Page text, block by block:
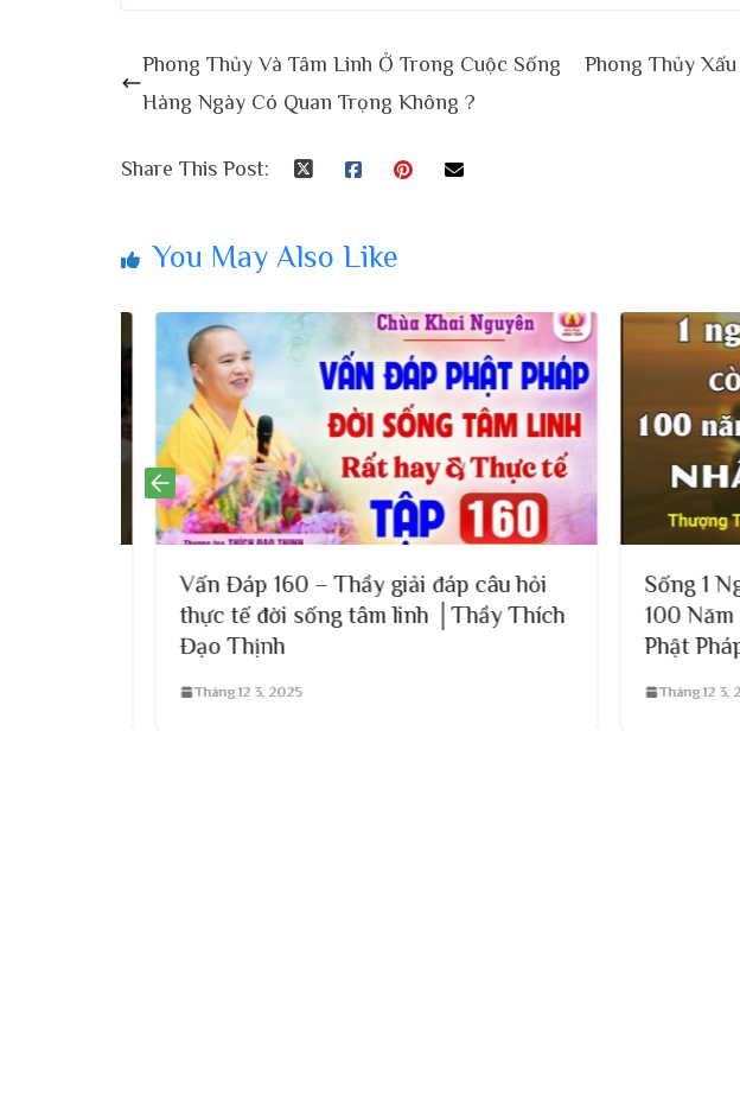
Phong Thủy Và Tâm Linh Ở Trong Cuộc Sống
Hàng Ngày Có Quan Trọng Không ?
Phong Thủy
Share This Post:
You May Also Like
Vấn Đáp 160 – Thầy giải đáp câu hỏi
thực tế đời sống tâm linh │Thầy Thích
Đạo Thịnh
Tháng 12 3, 2025
Sống 1
100 Năm
Phật Pháp|
Tháng 12 3, 2025